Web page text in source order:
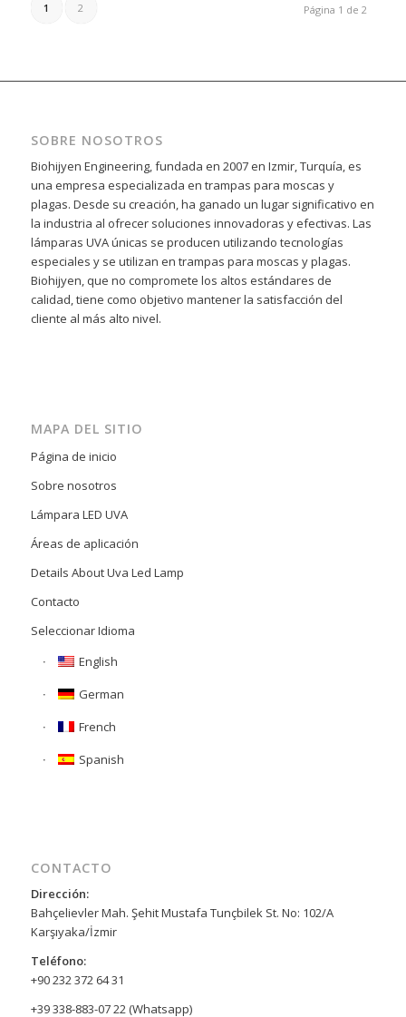
Página 1 de 2
1 2
SOBRE NOSOTROS
Biohijyen Engineering, fundada en 2007 en Izmir, Turquía, es
una empresa especializada en trampas para moscas y
plagas. Desde su creación, ha ganado un lugar significativo en
la industria al ofrecer soluciones innovadoras y efectivas. Las
lámparas UVA únicas se producen utilizando tecnologías
especiales y se utilizan en trampas para moscas y plagas.
Biohijyen, que no compromete los altos estándares de
calidad, tiene como objetivo mantener la satisfacción del
cliente al más alto nivel.
MAPA DEL SITIO
Página de inicio
Sobre nosotros
Lámpara LED UVA
Áreas de aplicación
Details About Uva Led Lamp
Contacto
Seleccionar Idioma
English
German
French
Spanish
CONTACTO
Dirección:
Bahçelievler Mah. Şehit Mustafa Tunçbilek St. No: 102/A
Karşıyaka/İzmir
Teléfono:
+90 232 372 64 31
+39 338-883-07 22 (Whatsapp)